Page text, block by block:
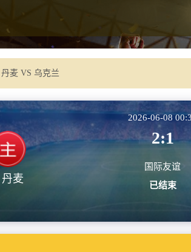
丹麦 VS 乌克兰
丹麦
2026-06-08
2:1
国际友谊
已结束